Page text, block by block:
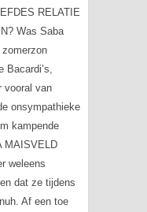
RELATIE
Was Saba
vooral van
onsympathieke
kampende
MAISVELD
weleens
dat ze tijdens
Af een toe